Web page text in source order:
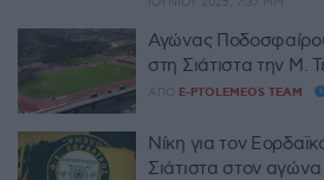
Αγώνας
στη Σιάτιστα την Μ.
ΑΠΌ E-PTOLEMEOS TEAM
Νίκη για τον
Σιάτιστα στον